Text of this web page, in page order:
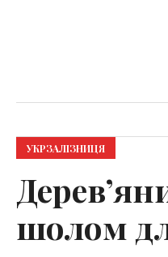
УКРЗАЛІЗНИЦЯ
шолом